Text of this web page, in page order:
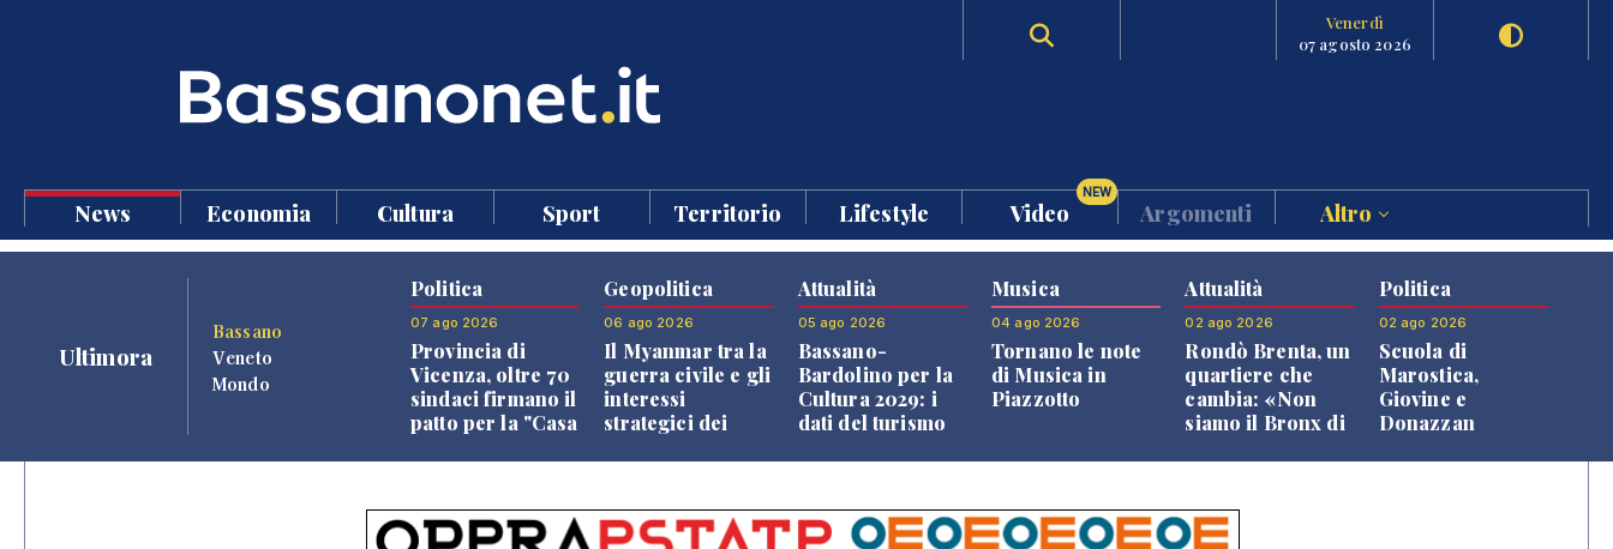
Venerdì
07 agosto 2026
News Economia Cultura Sport Territorio Lifestyle Video
NEW
Argomenti Altro
Ultimora
Bassano
Veneto
Mondo
Politica
07 ago 2026
Provincia di
Vicenza, oltre 70
sindaci firmano il
patto per la "Casa
Geopolitica
06 ago 2026
Il Myanmar tra la
guerra civile e gli
interessi
strategici dei
Attualità
05 ago 2026
Bassano-
Bardolino per la
Cultura 2029: i
dati del turismo
Musica
04 ago 2026
Tornano le note
di Musica in
Piazzotto
Attualità
02 ago 2026
Rondò Brenta, un
quartiere che
cambia: «Non
siamo il Bronx di
Politica
02 ago 2026
Scuola di
Marostica,
Giovine e
Donazzan